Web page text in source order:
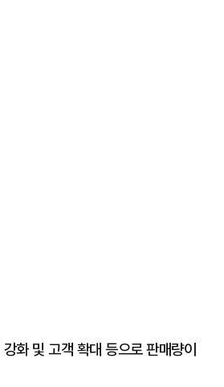
화 및 고객 확대 등으로 판매량이